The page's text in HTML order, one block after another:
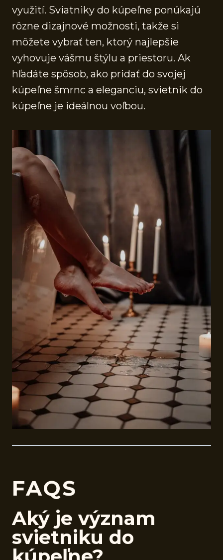
využití. Sviatniky do kúpeľne ponúkajú
rôzne dizajnové možnosti, takže si
môžete vybrať ten, ktorý najlepšie
vyhovuje vášmu štýlu a priestoru. Ak
hľadáte spôsob, ako pridať do svojej
kúpeľne šmrnc a eleganciu, svietnik do
kúpeľne je ideálnou voľbou.
FAQS
Aký je význam
svietniku do